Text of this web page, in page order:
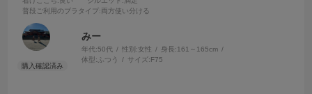
普段ご利用のブラタイプ :両方使い分ける
みー
年代:50代 性別:女性 身長:161～165cm
体型:ふつう サイズ: F75